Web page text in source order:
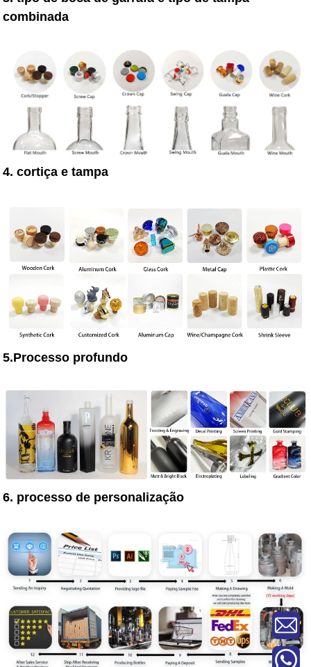
combinada
4. cortiça e tampa
5.Processo profundo
6. processo de personalização